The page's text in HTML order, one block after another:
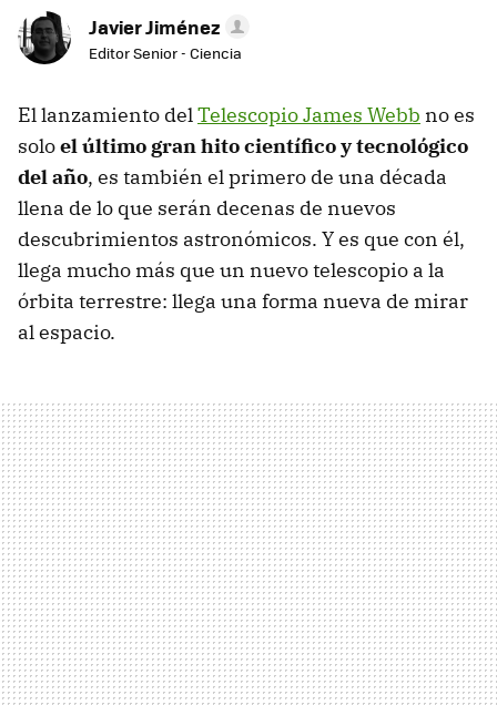
Javier Jiménez
Editor Senior - Ciencia
El lanzamiento delTelescopio James Webb no es
soloel último gran hito científico y tecnológico
del año, es también el primero de una década
llena de lo que serán decenas de nuevos
descubrimientos astronómicos. Y es que con él,
llega mucho más que un nuevo telescopio a la
órbita terrestre: llega una forma nueva de mirar
al espacio.